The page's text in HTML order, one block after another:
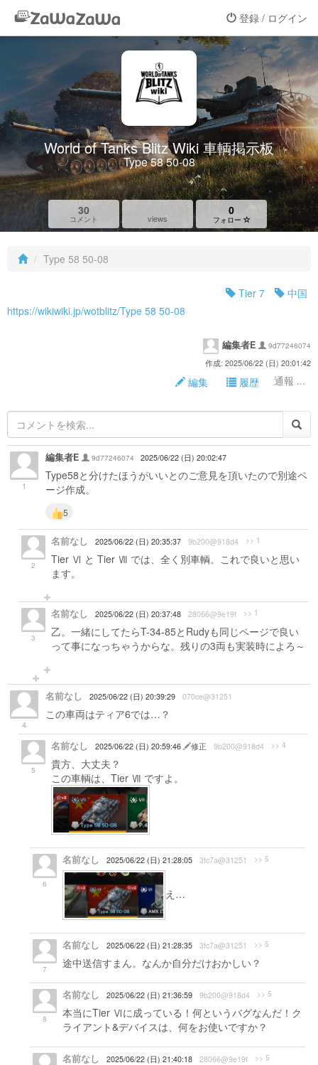
登録 / ログイン
World of Tanks Blitz Wiki 車輌掲示板
Type 58 50-08
30
コメント views
0
フォロー
Type 58 50-08
Tier 7
中国
https://wikiwiki.jp/wotblitz/Type 58 50-08
編集者E
9d77246074
作成: 2025/06/22 (日) 20:01:42
編集 履歴 通報 ...
1
編集者E 9d77246074 2025/06/22 (日) 20:02:47
Type58と分けたほうがいいとのご意見を頂いたので別途ペ
ージ作成。
5
2
名前なし 2025/06/22 (日) 20:35:37 9b200@918d4 >> 1
Tier Ⅵ と Tier Ⅶ では、全く別車輌。これで良いと思い
ます。
3
名前なし 2025/06/22 (日) 20:37:48 28066@9e19f >> 1
乙。一緒にしてたらT-34-85とRudyも同じページで良い
って事になっちゃうからな。残りの3両も実装時によろ～
4
名前なし 2025/06/22 (日) 20:39:29 070ce@31251
この車両はティア6では…？
5
名前なし 2025/06/22 (日) 20:59:46 修正 9b200@918d4 >> 4
貴方、大丈夫？
この車輌は、Tier Ⅶ ですよ。
6
名前なし 2025/06/22 (日) 21:28:05 3fc7a@31251 >> 5
え…
7
名前なし 2025/06/22 (日) 21:28:35 3fc7a@31251 >> 5
途中送信すまん。なんか自分だけおかしい？
8
名前なし 2025/06/22 (日) 21:36:59 9b200@918d4 >> 5
本当にTier Ⅵに成っている！何というバグなんだ！ク
ライアント&デバイスは、何をお使いですか？
名前なし 2025/06/22 (日) 21:40:18 28066@9e19f >> 5